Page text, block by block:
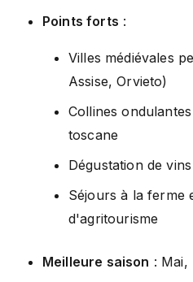
Points forts :
Villes médiévales
Assise, Orvieto)
Collines
toscane
Dégustation de
Séjours à la ferme
d'agritourisme
Meilleure saison : Mai,